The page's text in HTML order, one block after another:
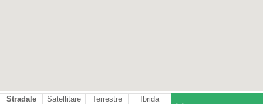
Stradale Satellitare Terrestre Ibrida